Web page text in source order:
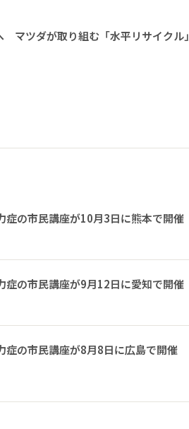
マツダが取り組む「水平リサイクル」
の市民講座が10月3日に熊本で開催
の市民講座が9月12日に愛知で開催
の市民講座が8月8日に広島で開催